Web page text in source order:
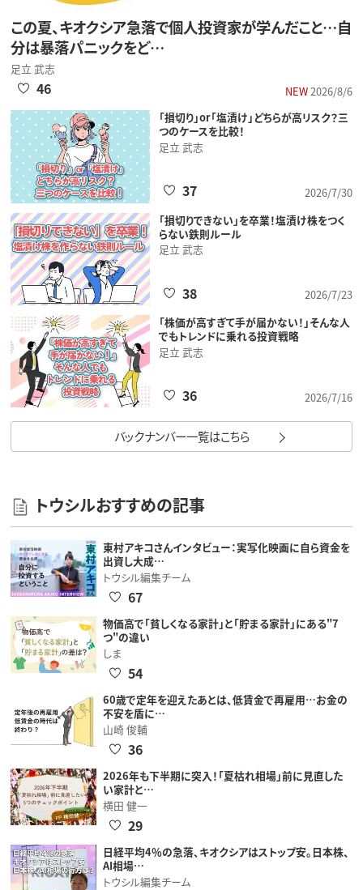
この夏、キオクシア急落で個人投資家が学んだこと…自
分は暴落パニックをど…
足立 武志
NEW2026/8/6
46
「損切り」or「塩漬け」どちらが高リスク？三
つのケースを比較！
足立 武志
2026/7/30
37
「損切りできない」を卒業！塩漬け株をつく
らない鉄則ルール
足立 武志
2026/7/23
38
「株価が高すぎて手が届かない！」そんな人
でもトレンドに乗れる投資戦略
足立 武志
2026/7/16
36
バックナンバー一覧はこちら
トウシルおすすめの記事
東村アキコさんインタビュー：実写化映画に自ら資金を
出資し大成…
トウシル編集チーム
67
物価高で「貧しくなる家計」と「貯まる家計」にある"7
つ"の違い
しま
54
60歳で定年を迎えたあとは、低賃金で再雇用…お金の
不安を盾に…
山崎 俊輔
36
2026年も下半期に突入！「夏枯れ相場」前に見直した
い家計と…
横田 健一
29
日経平均4％の急落、キオクシアはストップ安。日本株、
AI相場…
トウシル編集チーム